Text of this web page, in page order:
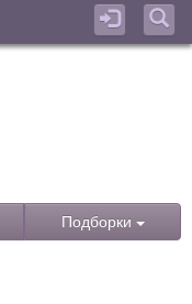
Подборки